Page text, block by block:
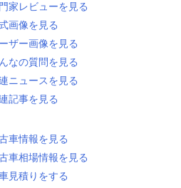
家レビューを見る
画像を見る
ザー画像を見る
なの質問を見る
ニュースを見る
記事を見る
車情報を見る
車相場情報を見る
見積りをする